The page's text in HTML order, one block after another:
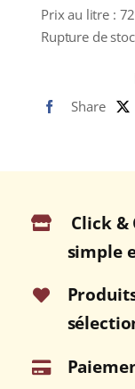
Prix au litre :
Rupture de
Share
Click &
simple